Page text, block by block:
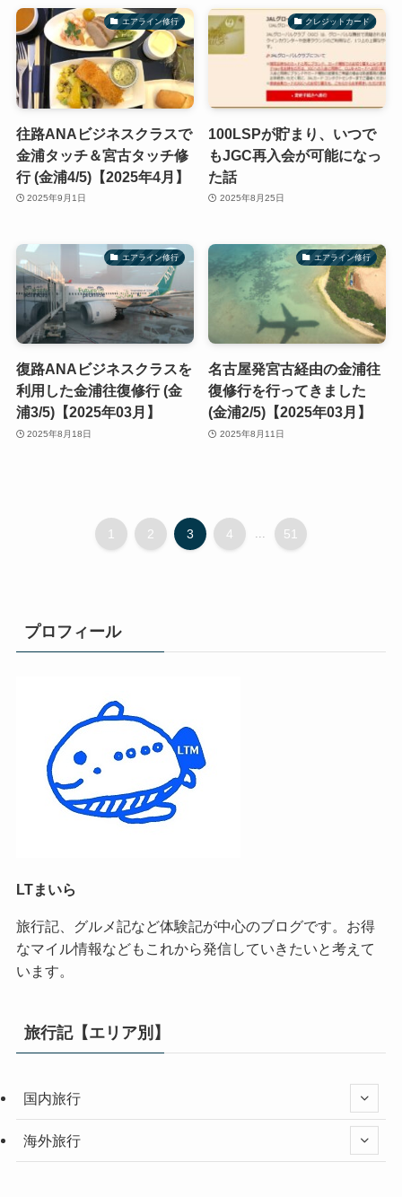
エアライン修行
往路ANAビジネスクラスで
金浦タッチ＆宮古タッチ修
行 (金浦4/5)【2025年4月】
2025年9月1日
クレジットカード
100LSPが貯まり、いつで
もJGC再入会が可能になっ
た話
2025年8月25日
エアライン修行
復路ANAビジネスクラスを
利用した金浦往復修行 (金
浦3/5)【2025年03月】
2025年8月18日
エアライン修行
名古屋発宮古経由の金浦往
復修行を行ってきました
(金浦2/5)【2025年03月】
2025年8月11日
1 2 3 4 51
プロフィール
LTまいら
旅行記、グルメ記など体験記が中心のブログです。お得
なマイル情報などもこれから発信していきたいと考えて
います。
旅行記【エリア別】
国内旅行
海外旅行